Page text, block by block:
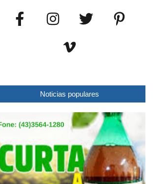
Noticias populares